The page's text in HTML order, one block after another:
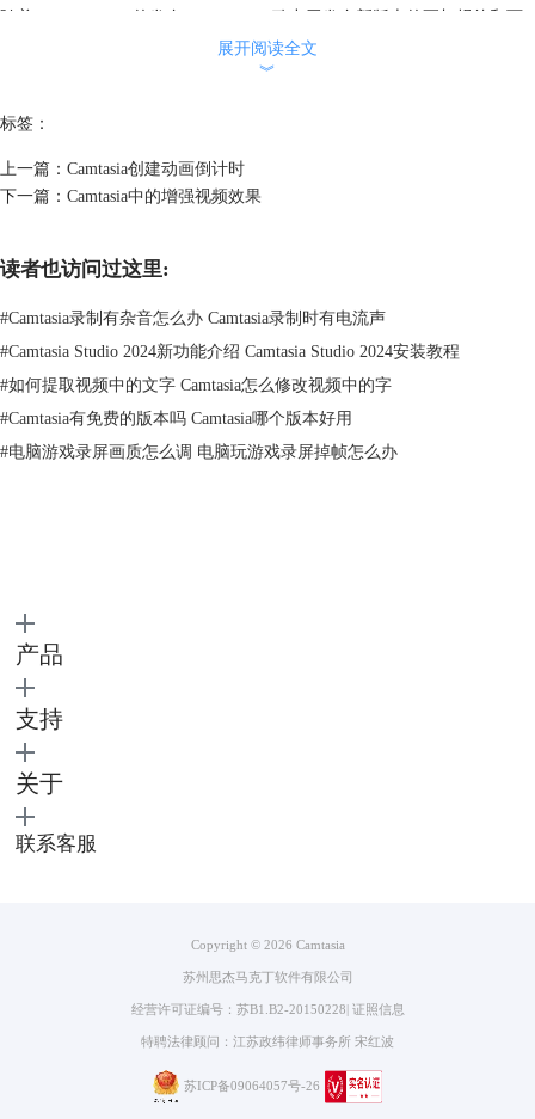
随着Camtasia 2019的发布，TechSmith致力于发布新版本的更加规律和可
预测的节奏。凭借这一承诺，TechSmith正在为其维护协议增加额外的价
在2020年发布时为他们提供下一版Camtasia的升级，TechSmith专家支持团
程认证Camtasia用户。
以上就Camtasia2019版本的最新功能介绍啦，想要了解更多的Camtasia的
展开阅读全文
︾
标签：
上一篇： Camtasia创建动画倒计时
下一篇： Camtasia中的增强视频效果
读者也访问过这里:
#Camtasia录制有杂音怎么办 Camtasia录制时有电流声
#Camtasia Studio 2024新功能介绍 Camtasia Studio 2024安装教程
#如何提取视频中的文字 Camtasia怎么修改视频中的字
#Camtasia有免费的版本吗 Camtasia哪个版本好用
#电脑游戏录屏画质怎么调 电脑玩游戏录屏掉帧怎么办
产品
支持
关于
联系客服
Copyright © 2026 Camtasia
苏州思杰马克丁软件有限公司
经营许可证编号：苏B1.B2-20150228 证照信息
特聘法律顾问：江苏政纬律师事务所 宋红波
苏ICP备09064057号-26